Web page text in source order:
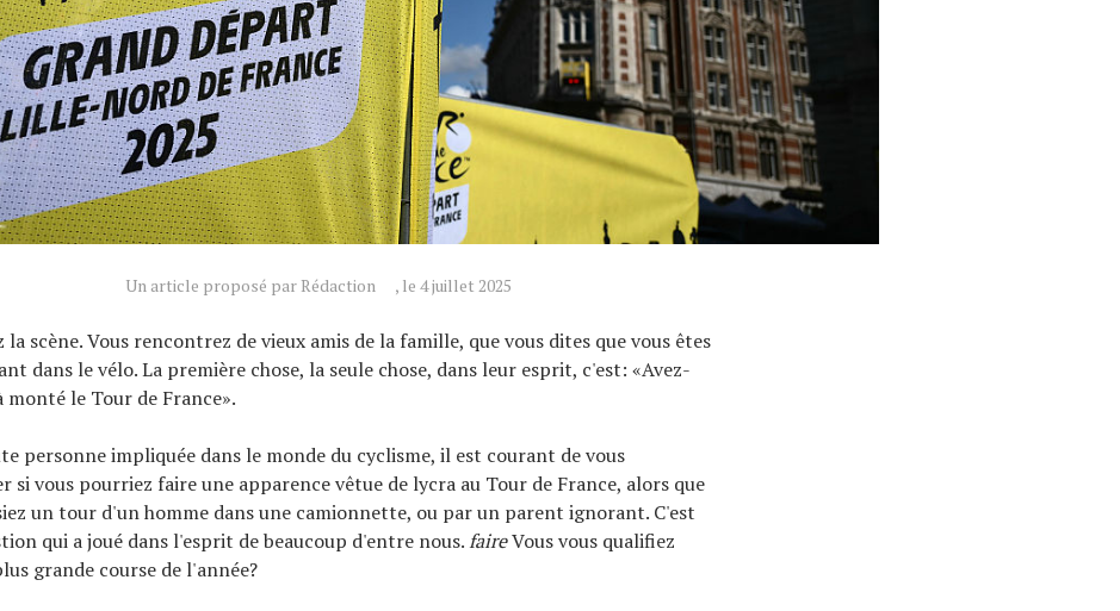
Un article proposé par Rédaction , le 4 juillet 2025
la scène. Vous rencontrez de vieux amis de la famille, que vous dites que vous êtes
dans le vélo. La première chose, la seule chose, dans leur esprit, c'est: «Avez-
monté le Tour de France».
personne impliquée dans le monde du cyclisme, il est courant de vous
si vous pourriez faire une apparence vêtue de lycra au Tour de France, alors que
un tour d'un homme dans une camionnette, ou par un parent ignorant. C'est
qui a joué dans l'esprit de beaucoup d'entre nous.faireVous vous qualifiez
grande course de l'année?